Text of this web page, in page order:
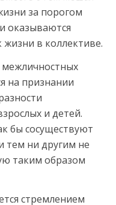
за порогом
оказываются
в коллективе.
межличностных
на признании
и детей.
бы сосуществуют
тем ни другим не
таким образом
стремлением